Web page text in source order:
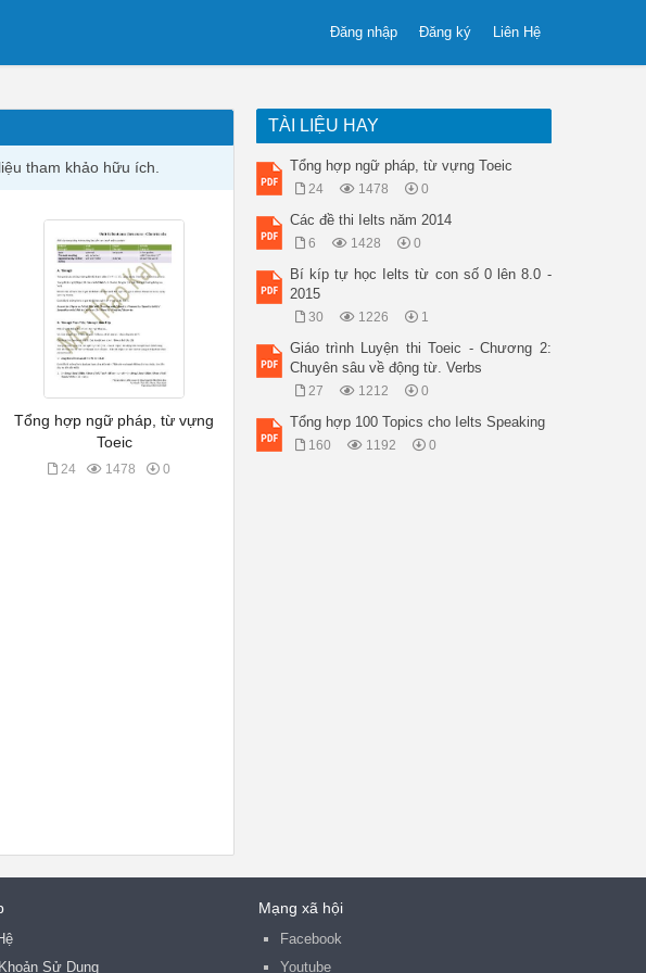
Liên Hệ
Đăng ký
Đăng nhập
tham khảo hữu ích.
Tổng hợp ngữ pháp, từ vựng
Toeic
24 1478 0
TÀI LIỆU HAY
Tổng hợp ngữ pháp, từ vựng Toeic
24 1478 0
Các đề thi Ielts năm 2014
6 1428 0
Bí kíp tự học Ielts từ con số 0 lên 8.0 -
2015
30 1226 1
Giáo trình Luyện thi Toeic - Chương 2:
Chuyên sâu về động từ. Verbs
27 1212 0
Tổng hợp 100 Topics cho Ielts Speaking
160 1192 0
Sử Dụng
Mạng xã hội
Facebook
Youtube